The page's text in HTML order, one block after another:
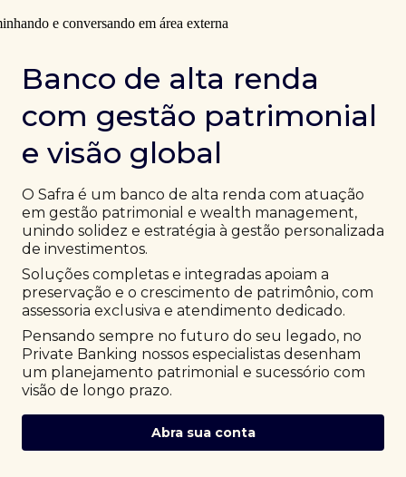
Banco de alta renda
com gestão patrimonial
e visão global
O Safra é um banco de alta renda com atuação
em gestão patrimonial e wealth management,
unindo solidez e estratégia à gestão personalizada
de investimentos.
Soluções completas e integradas apoiam a
preservação e o crescimento de patrimônio, com
assessoria exclusiva e atendimento dedicado.
Pensando sempre no futuro do seu legado, no
Private Banking nossos especialistas desenham
um planejamento patrimonial e sucessório com
visão de longo prazo.
Abra sua conta